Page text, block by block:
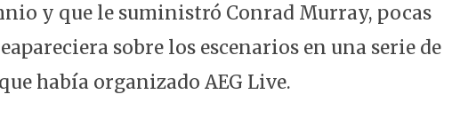
y que le suministró Conrad Murray, pocas
sobre los escenarios en una serie de
había organizado AEG Live.